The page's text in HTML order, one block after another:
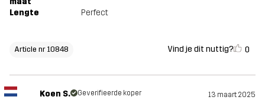
Lengte Perfect
Article nr 10848 Vind je dit nuttig? 0
Koen S. Geverifieerde koper 13 maart 2025